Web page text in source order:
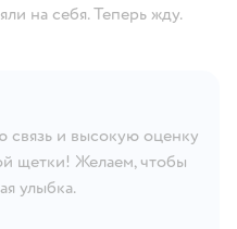
на себя. Теперь жду.
связь и высокую оценку
щетки! Желаем, чтобы
улыбка.